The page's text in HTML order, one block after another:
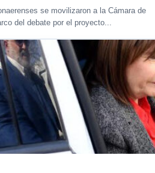
se movilizaron a la Cámara de
del debate por el proyecto...